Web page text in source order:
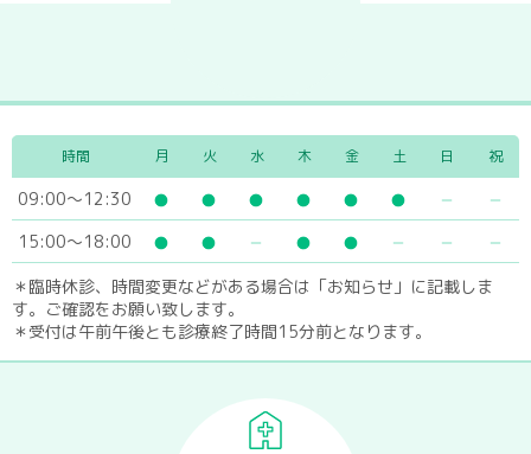
時間 月 火 水 木 金 土 日 祝
09:00～12:30
15:00～18:00
＊臨時休診、時間変更などがある場合は「お知らせ」に記載しま
す。ご確認をお願い致します。
＊受付は午前午後とも診療終了時間15分前となります。